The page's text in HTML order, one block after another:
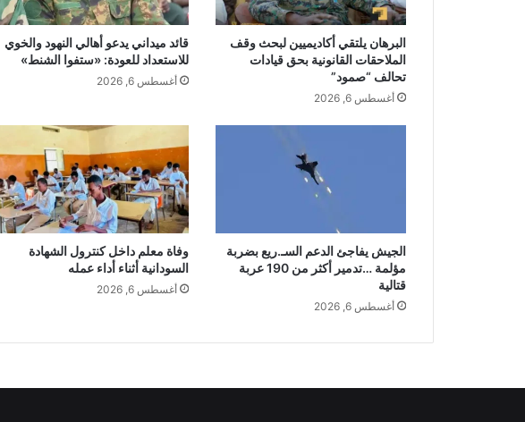
البرهان يلتقي أكاديميين لبحث وقف
الملاحقات القانونية بحق قيادات
تحالف “صمود”
أغسطس 6, 2026
قائد ميداني يدعو أهالي النهود والخوي
للاستعداد للعودة: «ستفوا الشنط»
أغسطس 6, 2026
الجيش يفاجئ الدعم السـ.ريع بضربة
مؤلمة …تدمير أكثر من 190 عربة
قتالية
أغسطس 6, 2026
وفاة معلم داخل كنترول الشهادة
السودانية أثناء أداء عمله
أغسطس 6, 2026